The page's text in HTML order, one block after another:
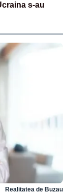
s-au
Realitatea de Buzau